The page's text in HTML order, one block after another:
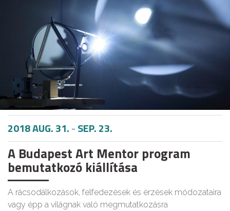
2018 AUG. 31.-SEP. 23.
A Budapest Art Mentor program
bemutatkozó kiállítása
A rácsodálkozások, felfedezések és érzések módozataira
vagy épp a világnak való megmutatkozásra